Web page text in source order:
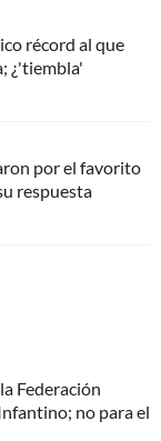
récord al que
¿'tiembla'
por el favorito
respuesta
Federación
no para el